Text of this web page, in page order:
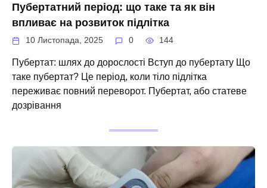
Пубертатний період: що таке та як він
впливає на розвиток підлітка
10 Листопада, 2025 0 144
Пубертат: шлях до дорослості Вступ до пубертату Що
таке пубертат? Це період, коли тіло підлітка
переживає повний переворот. Пубертат, або статеве
дозрівання